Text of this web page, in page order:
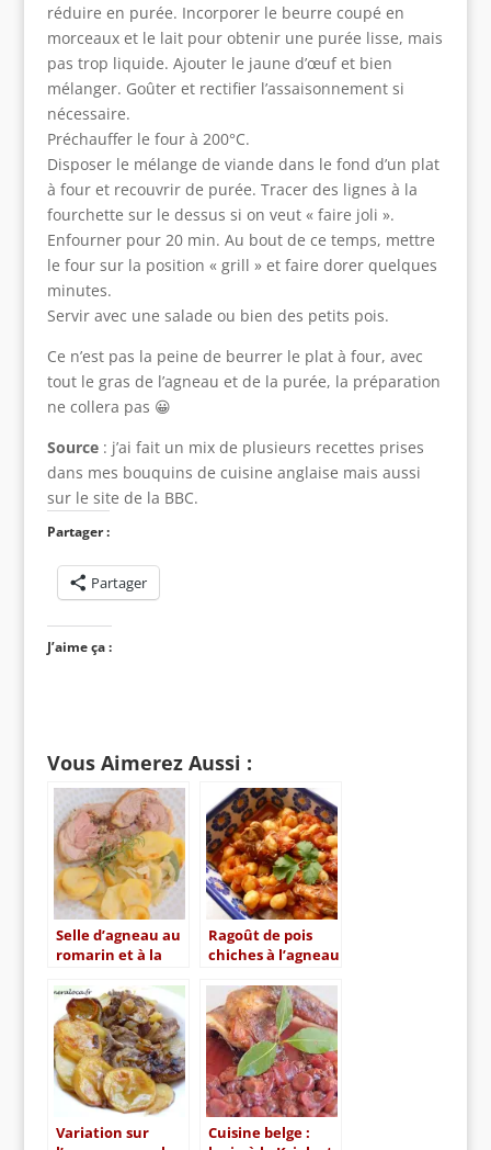
réduire en purée. Incorporer le beurre coupé en
morceaux et le lait pour obtenir une purée lisse, mais
pas trop liquide. Ajouter le jaune d’œuf et bien
mélanger. Goûter et rectifier l’assaisonnement si
nécessaire.
Préchauffer le four à 200°C.
Disposer le mélange de viande dans le fond d’un plat
à four et recouvrir de purée. Tracer des lignes à la
fourchette sur le dessus si on veut « faire joli ».
Enfourner pour 20 min. Au bout de ce temps, mettre
le four sur la position « grill » et faire dorer quelques
minutes.
Servir avec une salade ou bien des petits pois.
Ce n’est pas la peine de beurrer le plat à four, avec
tout le gras de l’agneau et de la purée, la préparation
ne collera pas 😀
Source: j’ai fait un mix de plusieurs recettes prises
dans mes bouquins de cuisine anglaise mais aussi
sur le site de la BBC.
Partager :
Partager
J’aime ça :
Vous Aimerez Aussi :
Selle d’agneau au
romarin et à la
boulangères
Ragoût de pois
chiches à l’agneau
Variation sur
Cuisine belge :